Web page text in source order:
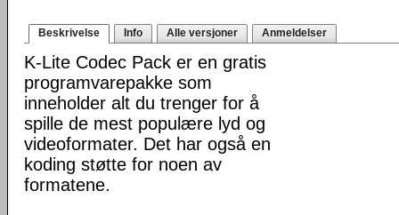
Beskrivelse Info Alle versjoner Anmeldelser
K-Lite Codec Pack er en gratis
programvarepakke som
inneholder alt du trenger for å
spille de mest populære lyd og
videoformater. Det har også en
koding støtte for noen av
formatene.